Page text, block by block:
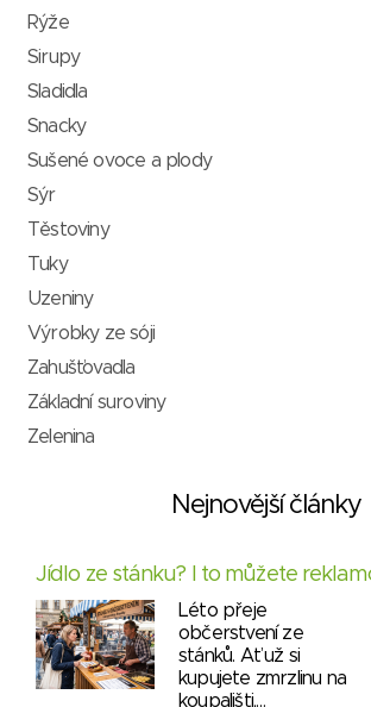
Rýže
Sirupy
Sladidla
Snacky
Sušené ovoce a plody
Sýr
Těstoviny
Tuky
Uzeniny
Výrobky ze sóji
Zahušťovadla
Základní suroviny
Zelenina
Nejnovější články
Jídlo ze stánku? I to můžete
Léto přeje
občerstvení ze
stánků. Ať už si
kupujete zmrzlinu na
koupališti,…